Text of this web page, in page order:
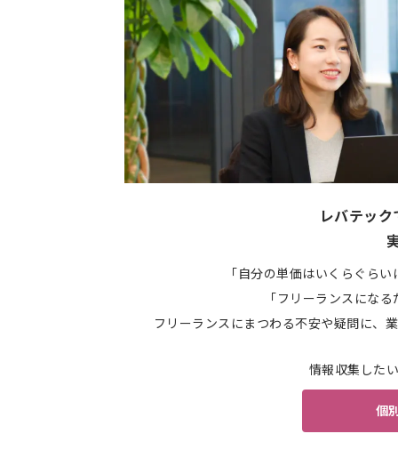
レバテッ
「自分の単価はいくらぐら
「フリーランスにな
フリーランスにまつわる不安や疑問に、
情報収集した
個